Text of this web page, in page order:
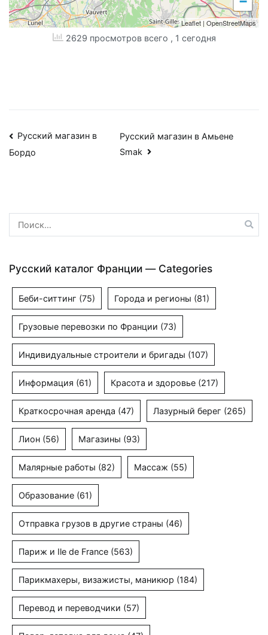
Leaflet| OpenStreetMaps
2629 просмотров всего , 1 сегодня
Навигация
по
Русский магазин в
Бордо
Русский магазин в Амьене
Smak
Найти:
Русский каталог Франции — Categories
Беби-ситтинг (75) Города и регионы (81)
Грузовые перевозки по Франции (73)
Индивидуальные строители и бригады (107)
Информация (61) Красота и здоровье (217)
Краткосрочная аренда (47) Лазурный берег (265)
Лион (56) Магазины (93)
Малярные работы (82) Массаж (55)
Образование (61)
Отправка грузов в другие страны (46)
Париж и Ile de France (563)
Парикмахеры, визажисты, маникюр (184)
Перевод и переводчики (57)